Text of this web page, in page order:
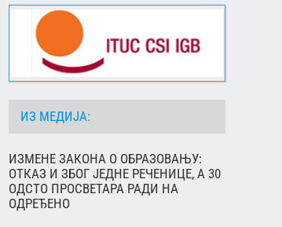
ИЗ МЕДИЈА:
ИЗМЕНЕ ЗАКОНА О ОБРАЗОВАЊУ:
ОТКАЗ И ЗБОГ ЈЕДНЕ РЕЧЕНИЦЕ, А 30
ОДСТО ПРОСВЕТАРА РАДИ НА
ОДРЕЂЕНО